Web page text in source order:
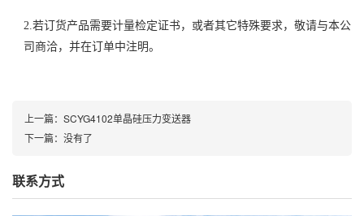
2.若订货产品需要计量检定证书，或者其它特殊要求，敬请与本公
司商洽，并在订单中注明。
上一篇： SCYG4102单晶硅压力变送器
下一篇： 没有了
联系方式